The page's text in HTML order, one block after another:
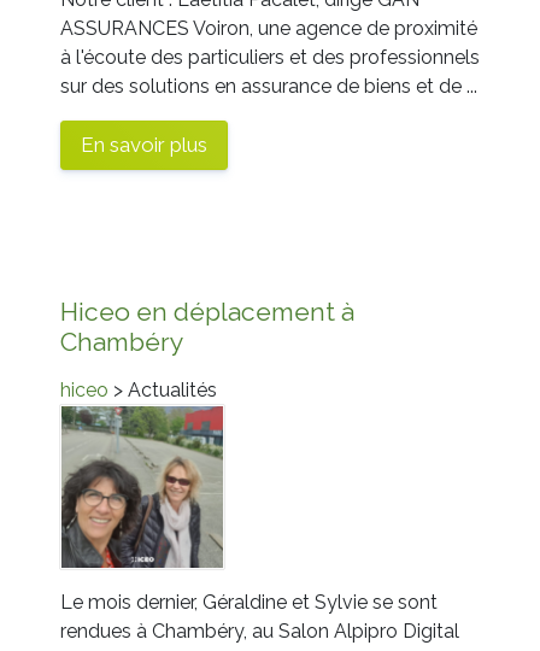
ASSURANCES Voiron, une agence de proximité
à l'écoute des particuliers et des professionnels
sur des solutions en assurance de biens et de ...
En savoir plus
Hiceo en déplacement à
Chambéry
hiceo > Actualités
Le mois dernier, Géraldine et Sylvie se sont
rendues à Chambéry, au Salon Alpipro Digital